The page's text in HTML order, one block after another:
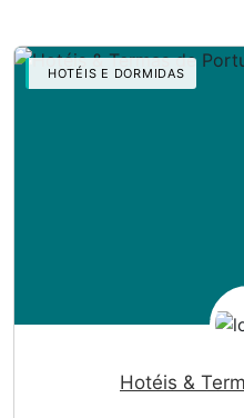
HOTÉIS E DORMIDAS
Hotéis &